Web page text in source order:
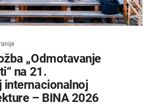
„Odmotavanje
na 21.
internacionalnoj
– BINA 2026